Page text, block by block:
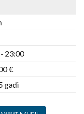
23:00
€
gadi